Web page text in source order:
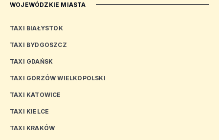
WOJEWÓDZKIE MIASTA
TAXI BIAŁYSTOK
TAXI BYDGOSZCZ
TAXI GDAŃSK
TAXI GORZÓW WIELKOPOLSKI
TAXI KATOWICE
TAXI KIELCE
TAXI KRAKÓW